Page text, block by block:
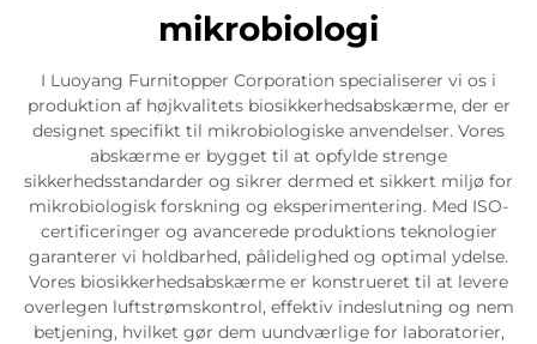
mikrobiologi
I Luoyang Furnitopper Corporation specialiserer vi os i
produktion af højkvalitets biosikkerhedsabskærme, der er
designet specifikt til mikrobiologiske anvendelser. Vores
abskærme er bygget til at opfylde strenge
sikkerhedsstandarder og sikrer dermed et sikkert miljø for
mikrobiologisk forskning og eksperimentering. Med ISO-
certificeringer og avancerede produktions teknologier
garanterer vi holdbarhed, pålidelighed og optimal ydelse.
Vores biosikkerhedsabskærme er konstrueret til at levere
overlegen luftstrømskontrol, effektiv indeslutning og nem
betjening, hvilket gør dem uundværlige for laboratorier,